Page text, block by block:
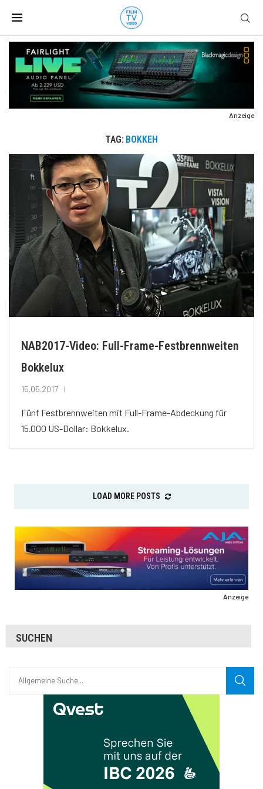
Anzeige
TAG: BOKKEH
NAB2017-Video: Full-Frame-Festbrennweiten
Bokkelux
15.05.2017
Fünf Festbrennweiten mit Full-Frame-Abdeckung für
15.000 US-Dollar: Bokkelux.
LOAD MORE POSTS
Anzeige
SUCHEN